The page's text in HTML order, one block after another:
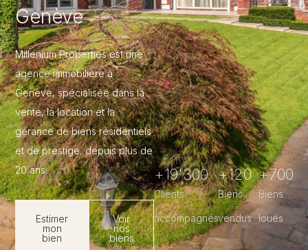
Genève
Millenium Properties est une
agence immobilière à
Genève, spécialisée dans la
vente, la location et la
gérance de biens résidentiels
et de prestige, depuis plus de
20 ans.
Estimer
mon
bien
Voir
nos
biens
Clients
accompagnés
+19'300
Biens
vendus
+120
Biens
loués
+700